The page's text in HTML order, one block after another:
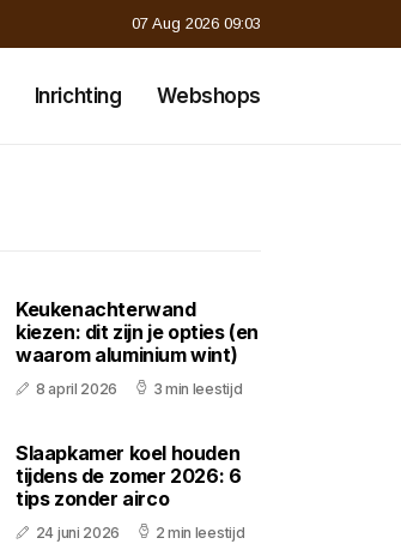
07 Aug 2026 09:03
Inrichting Webshops
Keukenachterwand
kiezen: dit zijn je opties (en
waarom aluminium wint)
8 april 2026 3 min leestijd
Slaapkamer koel houden
tijdens de zomer 2026: 6
tips zonder airco
24 juni 2026 2 min leestijd